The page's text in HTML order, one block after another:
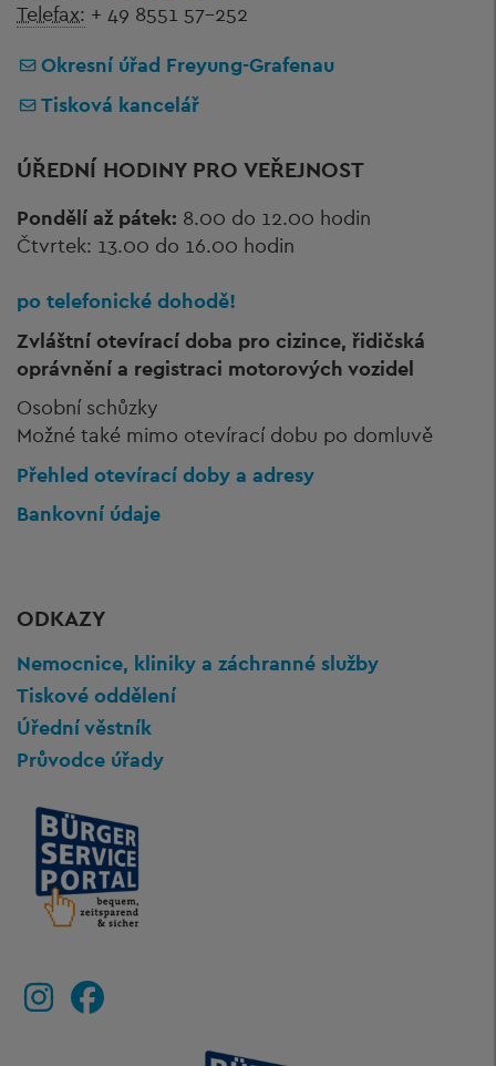
Telefax: + 49 8551 57-252
Okresní úřad Freyung-Grafenau
Tisková kancelář
ÚŘEDNÍ HODINY PRO VEŘEJNOST
Pondělí až pátek: 8.00 do 12.00 hodin
Čtvrtek: 13.00 do 16.00 hodin
po telefonické dohodě!
Zvláštní otevírací doba pro cizince, řidičská
oprávnění a registraci motorových vozidel
Osobní schůzky
Možné také mimo otevírací dobu po domluvě
Přehled otevírací doby a adresy
Bankovní údaje
ODKAZY
Nemocnice, kliniky a záchranné služby
Tiskové oddělení
Úřední věstník
Průvodce úřady